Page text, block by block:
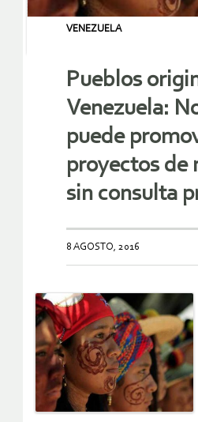
VENEZUELA
Pueblos
Venezuela:
puede
proyectos de
sin consulta
8 AGOSTO, 2016